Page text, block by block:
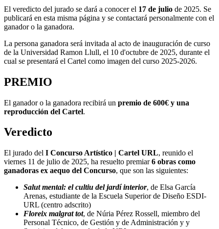
El veredicto del jurado se dará a conocer el 17 de julio de 2025. Se
publicará en esta misma página y se contactará personalmente con el
ganador o la ganadora.
La persona ganadora será invitada al acto de inauguración de curso
de la Universidad Ramon Llull, el 10 d'octubre de 2025, durante el
cual se presentará el Cartel como imagen del curso 2025-2026.
PREMIO
El ganador o la ganadora recibirá un premio de 600€ y una
reproducción del Cartel.
Veredicto
El jurado del I Concurso Artístico | Cartel URL, reunido el
viernes 11 de julio de 2025, ha resuelto premiar6 obras como
ganadoras ex aequo del Concurso, que son las siguientes:
Salut mental: el cultiu del jardí interior, de Elsa García
Arenas, estudiante de la Escuela Superior de Diseño ESDI-
URL (centro adscrito)
Floreix malgrat tot, de Núria Pérez Rossell, miembro del
Personal Técnico, de Gestión y de Administración y y